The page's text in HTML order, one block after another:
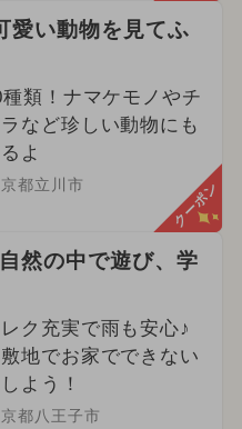
愛い動物を見てふ
類！ナマケモノやチ
など珍しい動物にも
よ
都立川市 クーポン
然の中で遊び、学
ク充実で雨も安心♪
地でお家でできない
よう！
都八王子市